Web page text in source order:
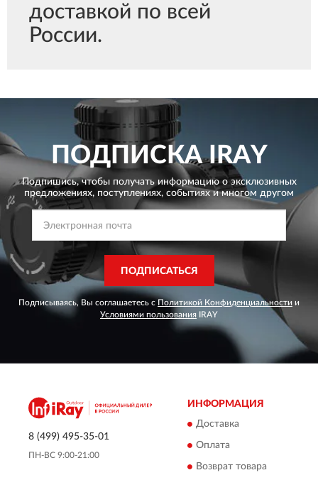
доставкой по всей
России.
ПОДПИСКАIRAY
Подпишись, чтобы получать информацию о эксклюзивных
предложениях, поступлениях, событиях и многом другом
ПОДПИСАТЬСЯ
Подписываясь, Вы соглашаетесь с Политикой Конфиденциальности и
Условиями пользования IRAY
8 (499) 495-35-01
ПН-ВС 9:00-21:00
ИНФОРМАЦИЯ
Доставка
Оплата
Возврат товара